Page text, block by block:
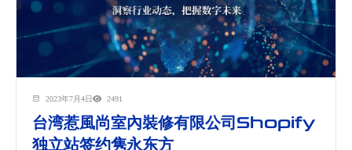
2023年7月4日 2491
台湾惹風尚室內裝修有限公司Shopify
独立站签约隽永东方